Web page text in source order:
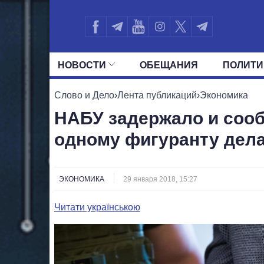
НОВОСТИ ОБЕЩАНИЯ
ВСЕ ПОЛИТИКИ ПРЕЗИДЕНТ И
Слово и Дело›Лента публикаций›Экономика
НАБУ задержало и
одному фигуранту
ЭКОНОМИКА 29 января 2018, 15:27
Читати українською